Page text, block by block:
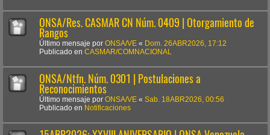
ONSA/Res. CASMAR CN Núm. 0409 | Otorgamiento de
Rangos
Último mensaje por ONSA/VE « Dom. 26ABR2026, 17:12
Publicado en CASMAR/COMNACIONAL
ONSA/Ntfn. Núm. 0301 | Postulaciones a
Reconocimientos
Último mensaje por ONSA/VE « Sab. 18ABR2026, 00:56
Publicado en Notificaciones